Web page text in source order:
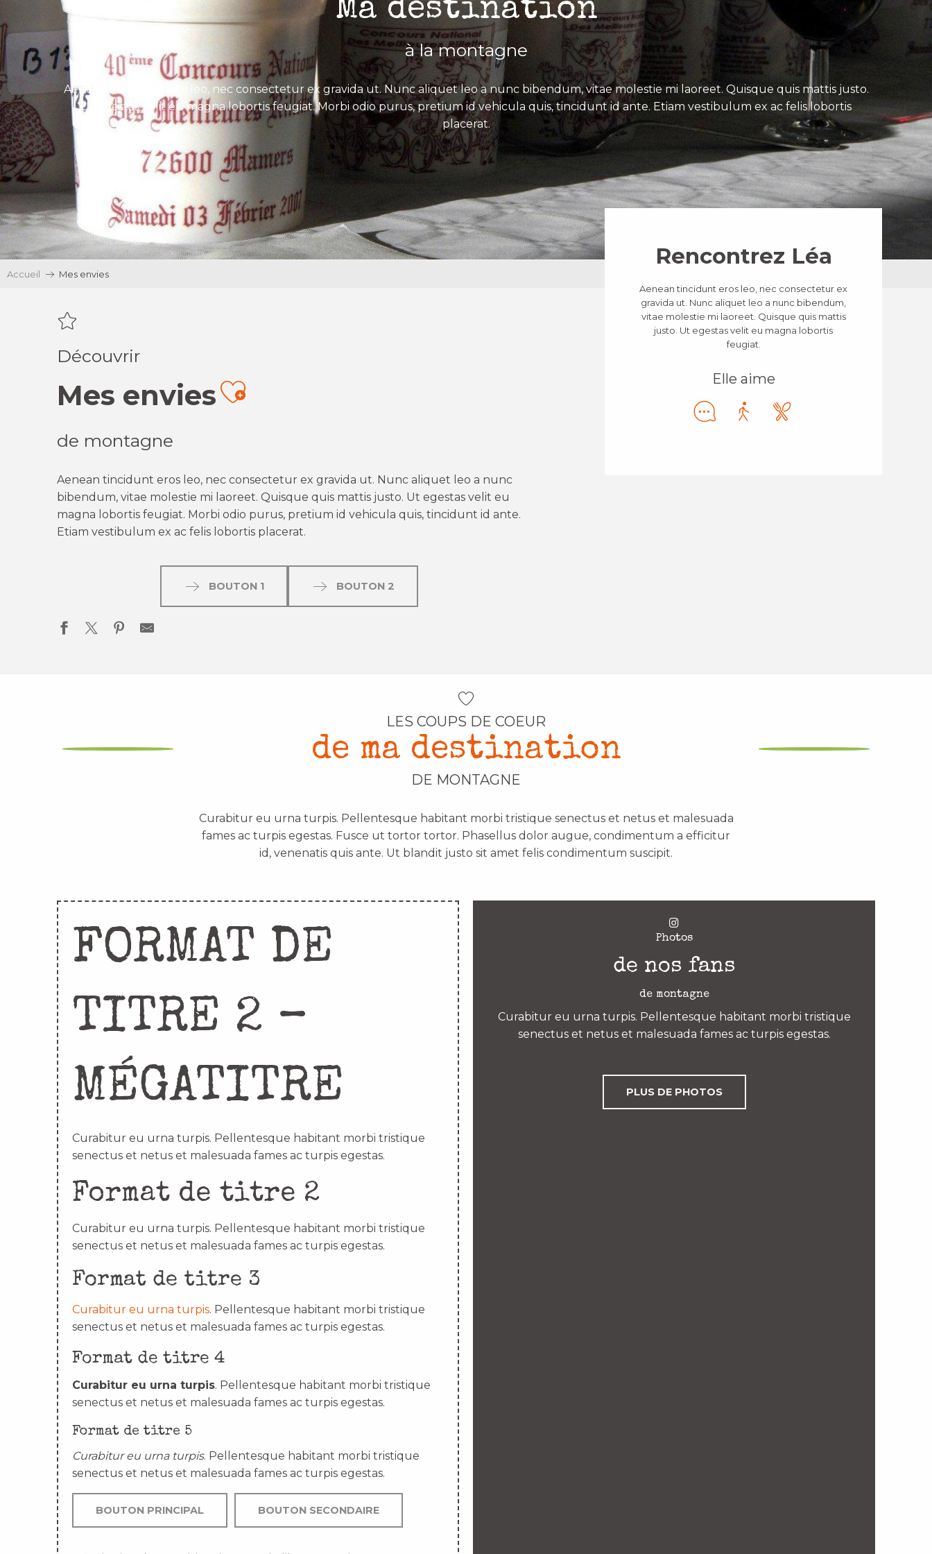
Ma destination
à la montagne
Aenean tincidunt eros leo, nec consectetur ex gravida ut. Nunc aliquet leo a nunc bibendum, vitae molestie mi laoreet. Quisque quis mattis justo.
Ut egestas velit eu magna lobortis feugiat. Morbi odio purus, pretium id vehicula quis, tincidunt id ante. Etiam vestibulum ex ac felis lobortis
placerat.
Accueil Mes envies
Découvrir
Mes enviesAjouter aux favoris
de montagne
Aenean tincidunt eros leo, nec consectetur ex gravida ut. Nunc aliquet leo a nunc
bibendum, vitae molestie mi laoreet. Quisque quis mattis justo. Ut egestas velit eu
magna lobortis feugiat. Morbi odio purus, pretium id vehicula quis, tincidunt id ante.
Etiam vestibulum ex ac felis lobortis placerat.
BOUTON 1 BOUTON 2
Rencontrez Léa
Aenean tincidunt eros leo, nec consectetur ex
gravida ut. Nunc aliquet leo a nunc bibendum,
vitae molestie mi laoreet. Quisque quis mattis
justo. Ut egestas velit eu magna lobortis
feugiat.
Elle aime
LES COUPS DE COEUR
de ma destination
DE MONTAGNE
Curabitur eu urna turpis. Pellentesque habitant morbi tristique senectus et netus et malesuada
fames ac turpis egestas. Fusce ut tortor tortor. Phasellus dolor augue, condimentum a efficitur
id, venenatis quis ante. Ut blandit justo sit amet felis condimentum suscipit.
FORMAT DE
TITRE 2 –
MÉGATITRE
Curabitur eu urna turpis. Pellentesque habitant morbi tristique
senectus et netus et malesuada fames ac turpis egestas.
Format de titre 2
Curabitur eu urna turpis. Pellentesque habitant morbi tristique
senectus et netus et malesuada fames ac turpis egestas.
Format de titre 3
Curabitur eu urna turpis. Pellentesque habitant morbi tristique
senectus et netus et malesuada fames ac turpis egestas.
Format de titre 4
Curabitur eu urna turpis. Pellentesque habitant morbi tristique
senectus et netus et malesuada fames ac turpis egestas.
Format de titre 5
Curabitur eu urna turpis. Pellentesque habitant morbi tristique
senectus et netus et malesuada fames ac turpis egestas.
BOUTON PRINCIPAL BOUTON SECONDAIRE
Photos
de nos fans
de montagne
Curabitur eu urna turpis. Pellentesque habitant morbi tristique
senectus et netus et malesuada fames ac turpis egestas.
PLUS DE PHOTOS